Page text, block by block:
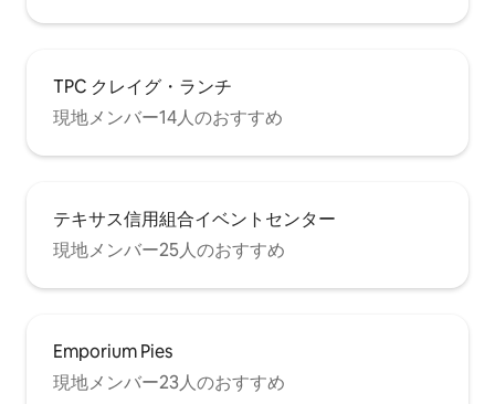
TPC クレイグ・ランチ
現地メンバー14人のおすすめ
テキサス信用組合イベントセンター
現地メンバー25人のおすすめ
Emporium Pies
現地メンバー23人のおすすめ